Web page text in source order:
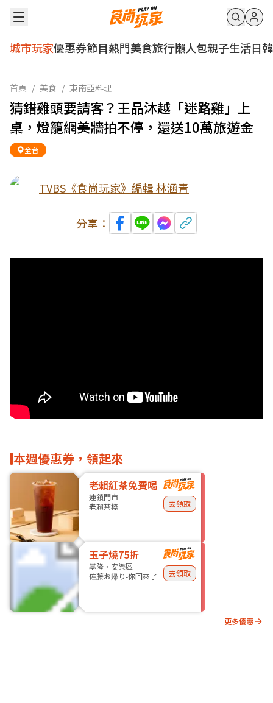
城市玩家優惠券節目熱門美食旅行懶人包親子生活日韓
首頁 / 美食 / 東南亞料理
猜錯雞頭要請客？王品沐越「迷路雞」上
桌，燈籠網美牆拍不停，還送10萬旅遊金
全台
TVBS《食尚玩家》編輯 林涵青
分享：
本週優惠券，領起來
老賴紅茶免費喝
連鎖門市
老賴茶棧
去領取
玉子燒75折
基隆・安樂區
佐藤お帰り-你回來了
去領取
更多優惠